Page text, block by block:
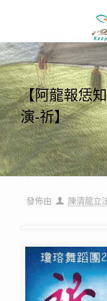
【阿龍報恁
演-祈】
發佈由 陳清龍立